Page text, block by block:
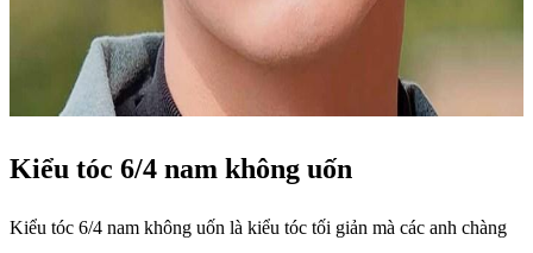
Kiểu tóc 6/4 nam không uốn
Kiểu tóc 6/4 nam không uốn là kiểu tóc tối giản mà các anh chàng